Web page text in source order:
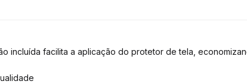
incluída facilita a aplicação do protetor de tela,